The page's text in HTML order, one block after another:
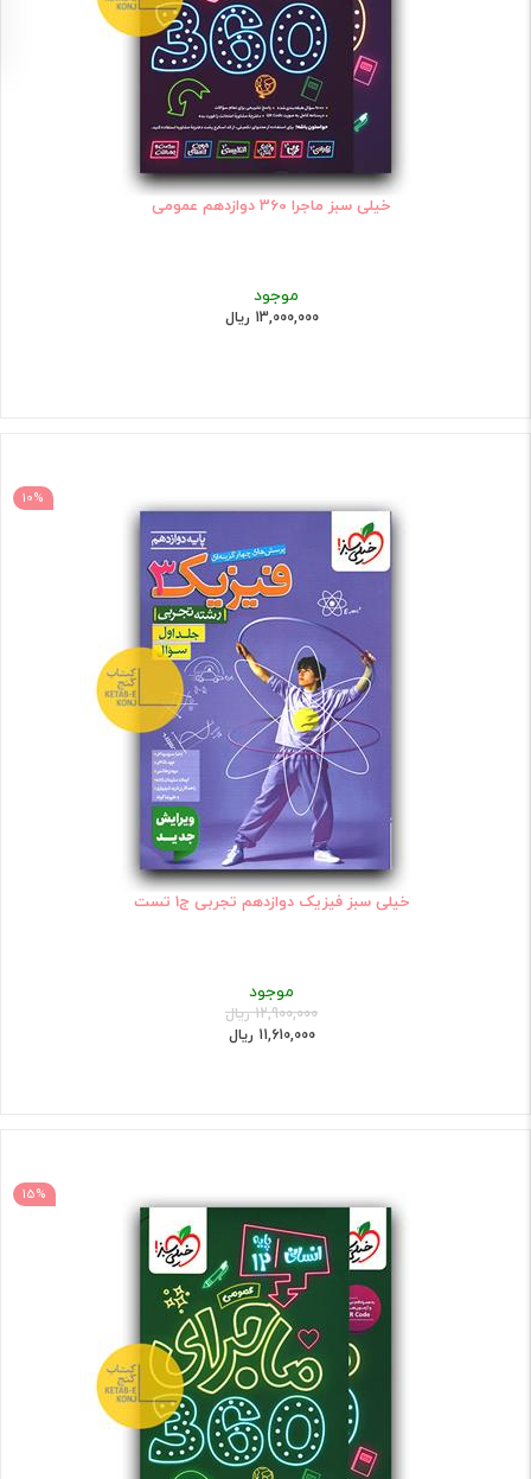
خیلی سبز ماجرا 360 دوازدهم عمومی
موجود
13,000,000 ریال
10%
خیلی سبز فیزیک دوازدهم تجربی ج1 تست
موجود
12,900,000 ریال
11,610,000 ریال
15%